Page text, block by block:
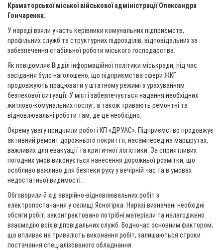
Краматорської міської військової адміністрації Олександра
Гончаренка.
У нараді взяли участь керівники комунальних підприємств,
профільних служб та структурних підрозділів, відповідальних за
забезпечення стабільної роботи міського господарства.
Як повідомляє Відділ інформаційної політики міськради, під час
засідання було наголошено, що підприємства сфери ЖКГ
продовжують працювати у штатному режимі з урахуванням
безпекової ситуації. У місті забезпечується надання необхідних
житлово-комунальних послуг, а також тривають ремонтні та
відновлювальні роботи там, де це необхідно.
Окрему увагу приділили роботі КП «ДРУАС». Підприємство продовжує
активний ремонт дорожнього покриття, насамперед на маршрутах,
важливих для евакуації та критичної логістики. За сприятливих
погодних умов виконується нанесення дорожньої розмітки, що
особливо важливо для безпеки руху у вечірній час та в умовах
недостатньої видимості.
Обговорили й хід аварійно-відновлювальних робіт з
електропостачання у селищі Ясногірка. Наразі визначені необхідні
обсяги робіт, законтрактовано потрібні матеріали та налагоджено
взаємодію всіх відповідальних служб. Водночас основним фактором,
що впливає на тривалість виконання робіт, залишаються строки
постачання спеціалізованого обладнання.